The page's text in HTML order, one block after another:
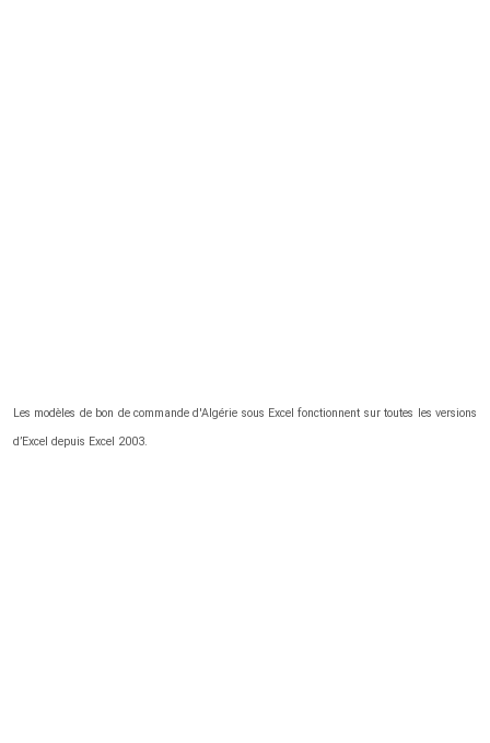
Les modèles de bon de commande d'Algérie sous Excel fonctionnent sur toutes les versions
d’Excel depuis Excel 2003.